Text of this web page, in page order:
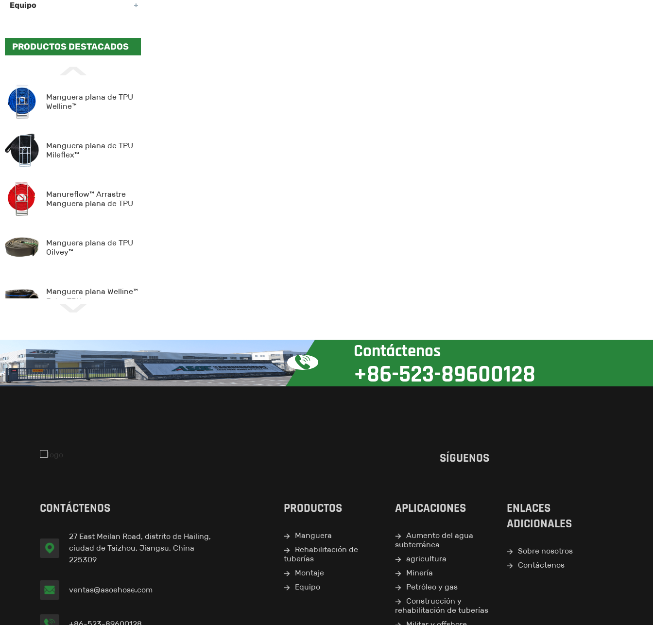
Equipo
PRODUCTOS DESTACADOS
Manguera plana de TPU
Welline™
Manguera plana de TPU
Mileflex™
Manureflow™ Arrastre
Manguera plana de TPU
Manguera plana de TPU
Oilvey™
Manguera plana Welline™
Extra TPU
Manguera plana de NBR
Longman™
Pipe-in Liner™ H
Contáctenos
+86-523-89600128
SÍGUENOS
CONTÁCTENOS
27 East Meilan Road, distrito de Hailing,
ciudad de Taizhou, Jiangsu, China
225309
ventas@asoehose.com
PRODUCTOS
Manguera
Rehabilitación de
tuberías
Montaje
Equipo
APLICACIONES
Aumento del agua
subterránea
agricultura
Minería
Petróleo y gas
Construcción y
rehabilitación de tuberías
ENLACES
ADICIONALES
Sobre nosotros
Contáctenos